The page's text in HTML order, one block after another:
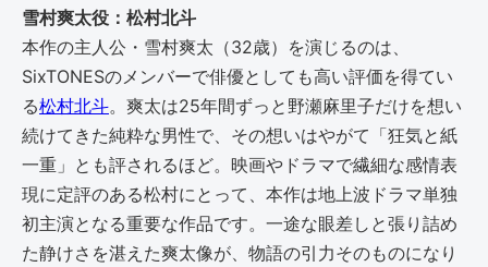
雪村爽太役：松村北斗
本作の主人公・雪村爽太（32歳）を演じるのは、
SixTONESのメンバーで俳優としても高い評価を得てい
る松村北斗。爽太は25年間ずっと野瀬麻里子だけを想い
続けてきた純粋な男性で、その想いはやがて「狂気と紙
一重」とも評されるほど。映画やドラマで繊細な感情表
現に定評のある松村にとって、本作は地上波ドラマ単独
初主演となる重要な作品です。一途な眼差しと張り詰め
た静けさを湛えた爽太像が、物語の引力そのものになり